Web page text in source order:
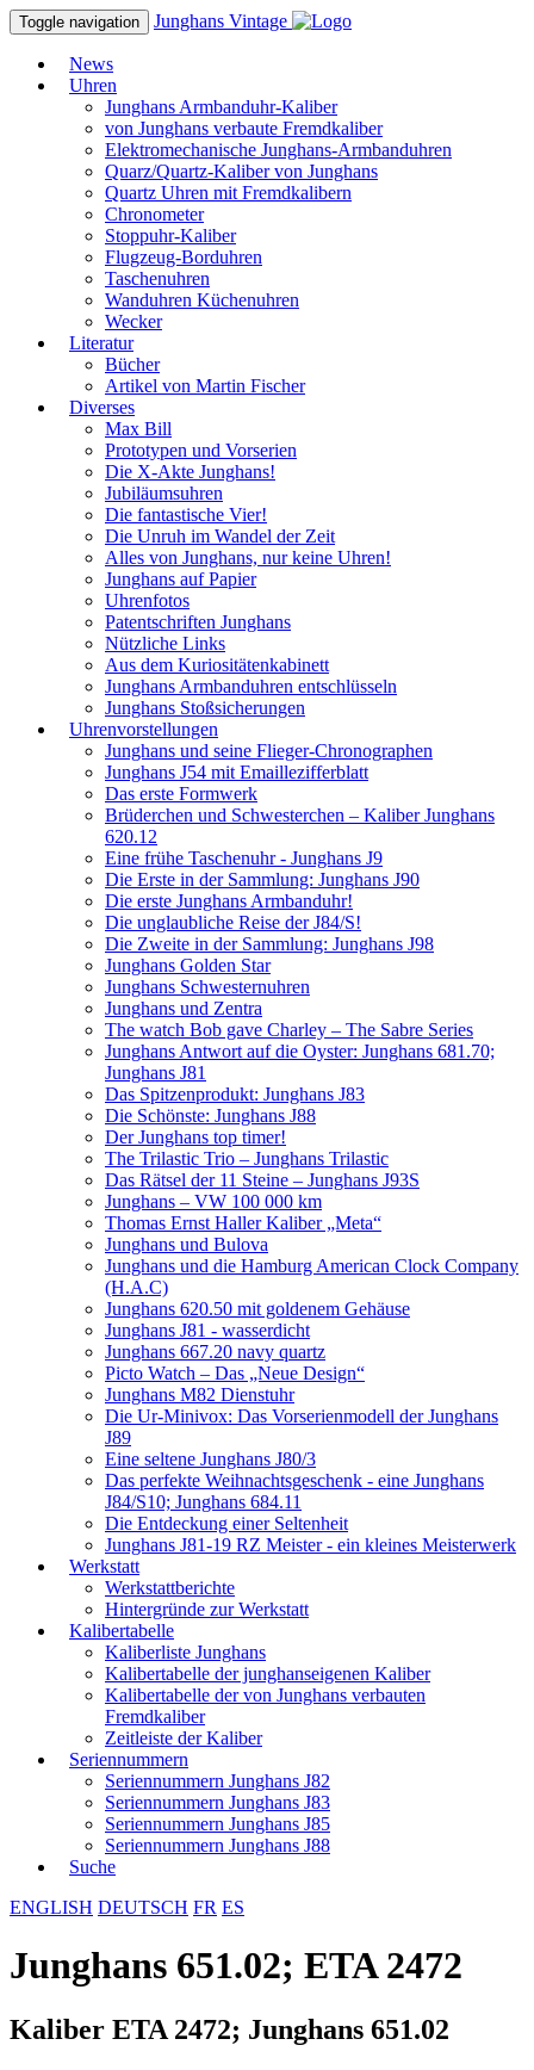
Toggle navigation Junghans Vintage
News
Uhren
Junghans Armbanduhr-Kaliber
von Junghans verbaute Fremdkaliber
Elektromechanische Junghans-Armbanduhren
Quarz/Quartz-Kaliber von Junghans
Quartz Uhren mit Fremdkalibern
Chronometer
Stoppuhr-Kaliber
Flugzeug-Borduhren
Taschenuhren
Wanduhren Küchenuhren
Wecker
Literatur
Bücher
Artikel von Martin Fischer
Diverses
Max Bill
Prototypen und Vorserien
Die X-Akte Junghans!
Jubiläumsuhren
Die fantastische Vier!
Die Unruh im Wandel der Zeit
Alles von Junghans, nur keine Uhren!
Junghans auf Papier
Uhrenfotos
Patentschriften Junghans
Nützliche Links
Aus dem Kuriositätenkabinett
Junghans Armbanduhren entschlüsseln
Junghans Stoßsicherungen
Uhrenvorstellungen
Junghans und seine Flieger-Chronographen
Junghans J54 mit Emaillezifferblatt
Das erste Formwerk
Brüderchen und Schwesterchen – Kaliber Junghans
620.12
Eine frühe Taschenuhr - Junghans J9
Die Erste in der Sammlung: Junghans J90
Die erste Junghans Armbanduhr!
Die unglaubliche Reise der J84/S!
Die Zweite in der Sammlung: Junghans J98
Junghans Golden Star
Junghans Schwesternuhren
Junghans und Zentra
The watch Bob gave Charley – The Sabre Series
Junghans Antwort auf die Oyster: Junghans 681.70;
Junghans J81
Das Spitzenprodukt: Junghans J83
Die Schönste: Junghans J88
Der Junghans top timer!
The Trilastic Trio – Junghans Trilastic
Das Rätsel der 11 Steine – Junghans J93S
Junghans – VW 100 000 km
Thomas Ernst Haller Kaliber „Meta“
Junghans und Bulova
Junghans und die Hamburg American Clock Company
(H.A.C)
Junghans 620.50 mit goldenem Gehäuse
Junghans J81 - wasserdicht
Junghans 667.20 navy quartz
Picto Watch – Das „Neue Design“
Junghans M82 Dienstuhr
Die Ur-Minivox: Das Vorserienmodell der Junghans
J89
Eine seltene Junghans J80/3
Das perfekte Weihnachtsgeschenk - eine Junghans
J84/S10; Junghans 684.11
Die Entdeckung einer Seltenheit
Junghans J81-19 RZ Meister - ein kleines Meisterwerk
Werkstatt
Werkstattberichte
Hintergründe zur Werkstatt
Kalibertabelle
Kaliberliste Junghans
Kalibertabelle der junghanseigenen Kaliber
Kalibertabelle der von Junghans verbauten
Fremdkaliber
Zeitleiste der Kaliber
Seriennummern
Seriennummern Junghans J82
Seriennummern Junghans J83
Seriennummern Junghans J85
Seriennummern Junghans J88
Suche
ENGLISH DEUTSCH FR ES
Junghans 651.02; ETA 2472
Kaliber ETA 2472; Junghans 651.02